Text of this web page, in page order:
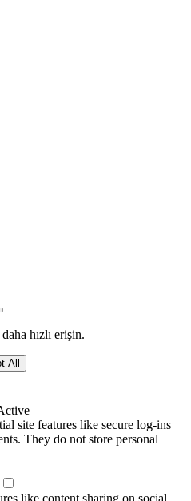
hızlı erişin.
All
site features like secure log-ins
They do not store personal
like content sharing on social